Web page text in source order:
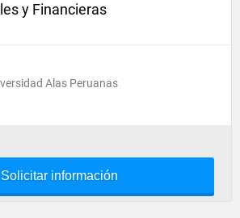
y Financieras
Alas Peruanas
Solicitar información